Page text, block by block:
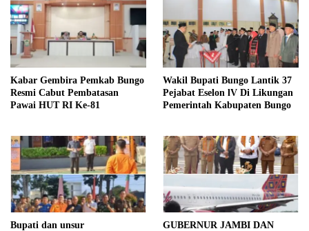
Kabar Gembira Pemkab Bungo
Resmi Cabut Pembatasan
Pawai HUT RI Ke-81
Wakil Bupati Bungo Lantik 37
Pejabat Eselon lV Di Likungan
Pemerintah Kabupaten Bungo
Bupati dan unsur
GUBERNUR JAMBI DAN